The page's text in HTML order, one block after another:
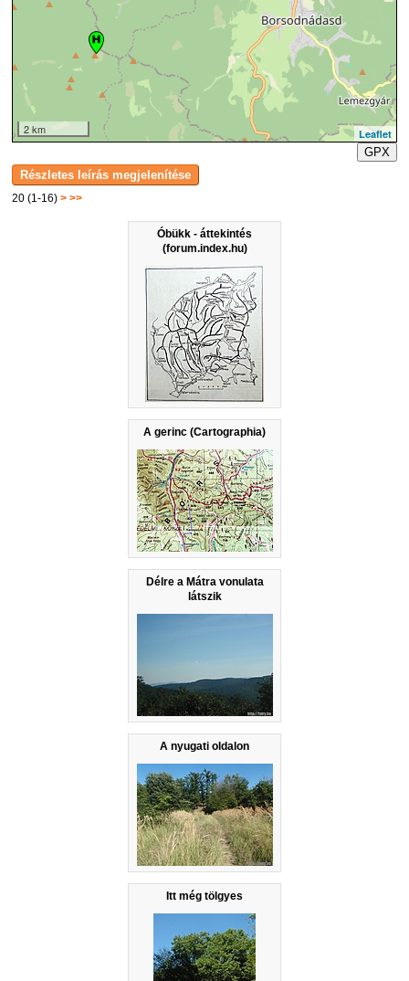
20 (1-16)> >>
Óbükk - áttekintés
(forum.index.hu)
A gerinc (Cartographia)
Délre a Mátra vonulata
látszik
A nyugati oldalon
Itt még tölgyes
2 km
Leaflet
GPX